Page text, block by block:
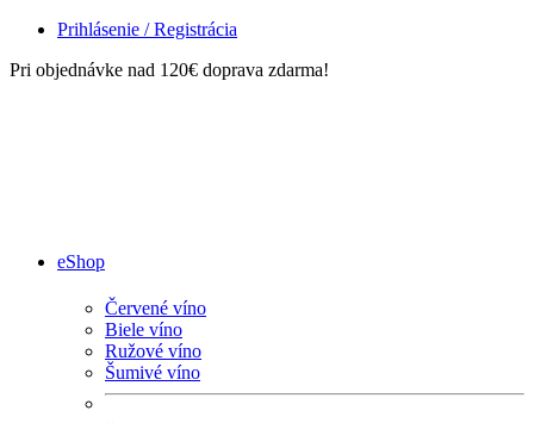
Prihlásenie / Registrácia
Pri objednávke nad 120€ doprava zdarma!
eShop
Červené víno
Biele víno
Ružové víno
Šumivé víno